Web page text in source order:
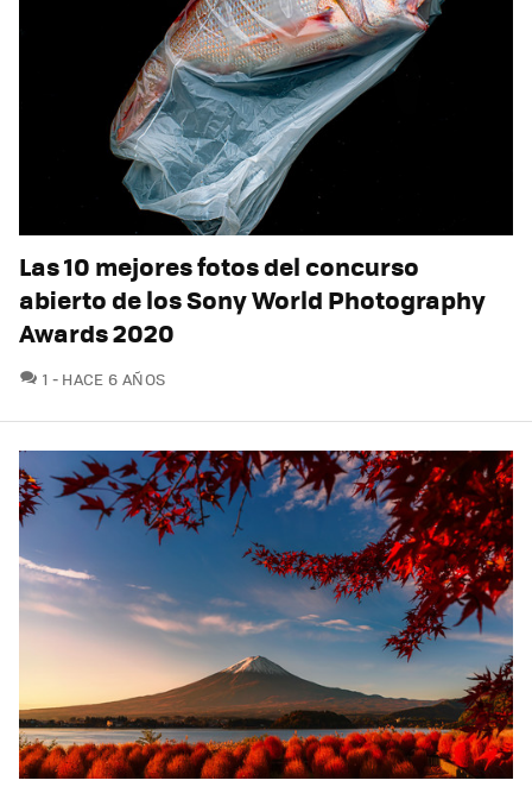
Las 10 mejores fotos del concurso
abierto de los Sony World Photography
Awards 2020
1 COMENTARIOS
HACE 6 AÑOS